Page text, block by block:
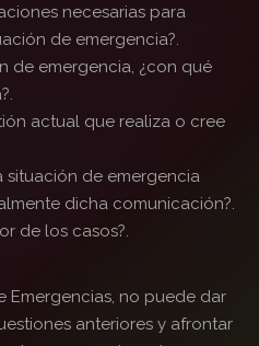
necesarias para
de emergencia?.
de emergencia, ¿con qué
actual que realiza o cree
de emergencia
dicha comunicación?.
de los casos?.
Emergencias, no puede dar
anteriores y afrontar